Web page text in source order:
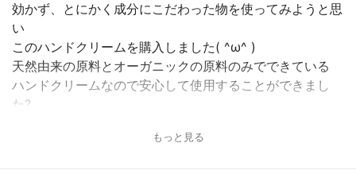
効かず、とにかく成分にこだわった物を使ってみようと思
い
このハンドクリームを購入しました( ^ω^ )
天然由来の原料とオーガニックの原料のみでできている
ハンドクリームなので安心して使用することができまし
た?
さらっとした肌に馴染みやすいクリームなので、べたつか
もっと見る